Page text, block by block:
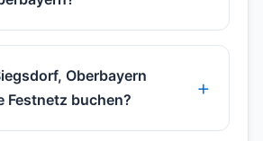
Oberbayern
Festnetz buchen?